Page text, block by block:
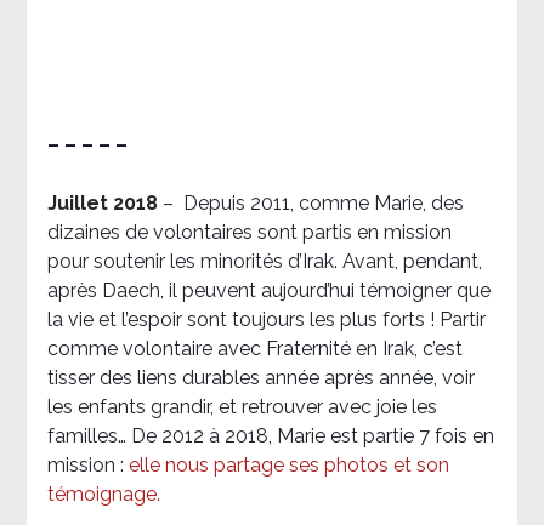
– – – – –
Juillet 2018 – Depuis 2011, comme Marie, des
dizaines de volontaires sont partis en mission
pour soutenir les minorités d’Irak. Avant, pendant,
après Daech, il peuvent aujourd’hui témoigner que
la vie et l’espoir sont toujours les plus forts ! Partir
comme volontaire avec Fraternité en Irak, c’est
tisser des liens durables année après année, voir
les enfants grandir, et retrouver avec joie les
familles… De 2012 à 2018, Marie est partie 7 fois en
mission : elle nous partage ses photos et son
témoignage.